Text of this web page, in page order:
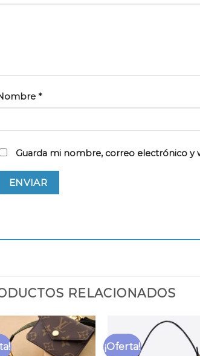
*
Guarda mi nombre, correo electrónico y
RELACIONADOS
¡Oferta!